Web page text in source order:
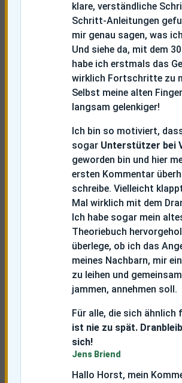
klare, verständliche
Schritt-Anleitungen
mir genau sagen, was
Und siehe da, mit dem
habe ich erstmals das
wirklich Fortschritte zu
Selbst meine alten
langsam gelenkiger!
Ich bin so motiviert,
sogar Unterstützer bei
geworden bin und hier
ersten Kommentar
schreibe. Vielleicht
Mal wirklich mit dem
Ich habe sogar mein
Theoriebuch
überlege, ob ich das
meines Nachbarn, mir
zu leihen und
jammen, annehmen soll.
Für alle, die sich ähnlich
ist nie zu spät.
sich!
Jens Briend
Hallo Horst, mein